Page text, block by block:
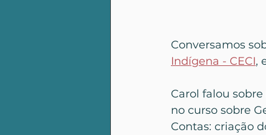
Conversamos
Indígena - CECI,
Carol falou
no curso sobre
Contas: criação